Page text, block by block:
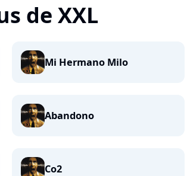
de XXL
Mi Hermano Milo
Abandono
Co2